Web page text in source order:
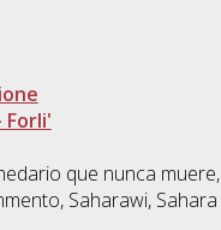
Forli'
que nunca muere,
Saharawi, Sahara